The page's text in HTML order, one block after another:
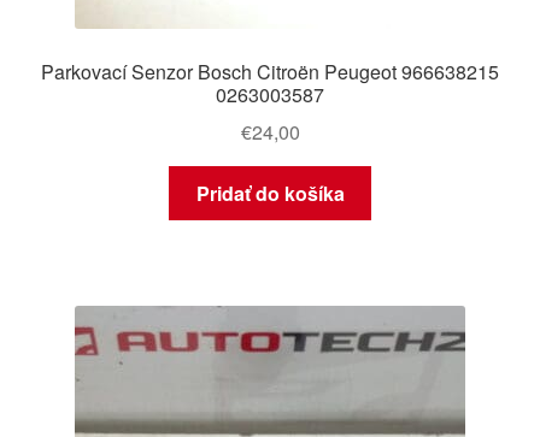
Parkovací Senzor Bosch Citroën Peugeot 966638215
0263003587
€24,00
Pridať do košíka